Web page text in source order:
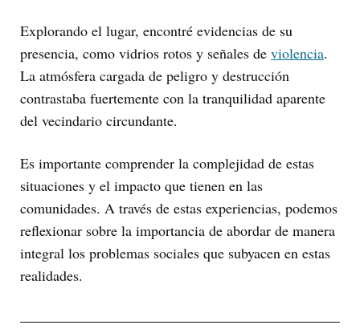
Explorando el lugar, encontré evidencias de su
presencia, como vidrios rotos y señales de violencia.
La atmósfera cargada de peligro y destrucción
contrastaba fuertemente con la tranquilidad aparente
del vecindario circundante.
Es importante comprender la complejidad de estas
situaciones y el impacto que tienen en las
comunidades. A través de estas experiencias, podemos
reflexionar sobre la importancia de abordar de manera
integral los problemas sociales que subyacen en estas
realidades.